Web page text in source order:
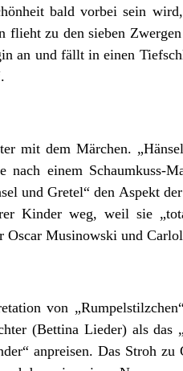
bald vorbei sein
zu den sieben
an und fällt in einen
mit dem Märchen.
nach einem Schaumkuss-
und Gretel“ den Aspekt
Kinder weg, weil sie
Oscar Musinowski und
von
(Bettina Lieder) als das
anpreisen. Das Stroh